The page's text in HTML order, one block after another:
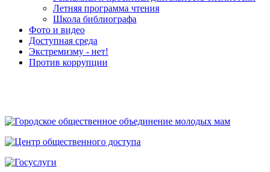
Летняя программа чтения
Школа библиографа
Фото и видео
Доступная среда
Экстремизму - нет!
Против коррупции